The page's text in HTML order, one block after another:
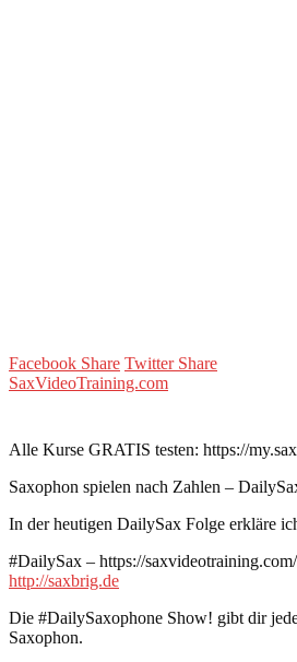
Facebook Share Twitter Share
SaxVideoTraining.com
Alle Kurse GRATIS testen: https://
Saxophon spielen nach Zahlen –
In der heutigen DailySax Folge erkläre
#DailySax – https://
http://saxbrig.de
Die #DailySaxophone Show! gibt dir
Saxophon.